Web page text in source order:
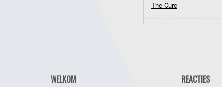
The Cure
WELKOM REACTIES